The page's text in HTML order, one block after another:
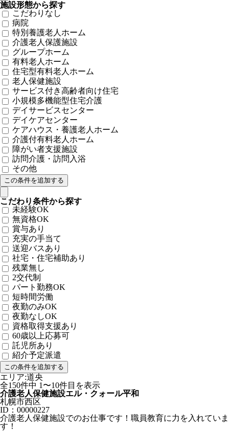
施設形態から探す
こだわりなし
病院
特別養護老人ホーム
介護老人保護施設
グループホーム
有料老人ホーム
住宅型有料老人ホーム
老人保健施設
サービス付き高齢者向け住宅
小規模多機能型住宅介護
デイサービスセンター
デイケアセンター
ケアハウス・養護老人ホーム
介護付有料老人ホーム
障がい者支援施設
訪問介護・訪問入浴
その他
こだわり条件から探す
未経験OK
無資格OK
賞与あり
充実の手当て
送迎バスあり
社宅・住宅補助あり
残業無し
2交代制
パート勤務OK
短時間労働
夜勤のみOK
夜勤なしOK
資格取得支援あり
60歳以上応募可
託児所あり
紹介予定派遣
エリア:道央
全150件中 1〜10件目を表示
介護老人保健施設エル・クォール平和
札幌市西区
ID：00000227
介護老人保健施設でのお仕事です！職員教育に力を入れていま
す！